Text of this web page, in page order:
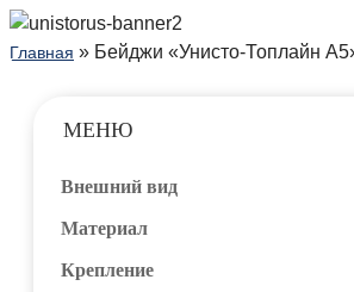
Главная » Бейджи «Унисто-Топлайн
МЕНЮ
Внешний вид
Материал
Крепление